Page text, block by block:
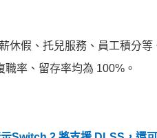
休假、托兒服務、員工積分
率、留存率均為 100%。